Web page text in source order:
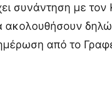
συνάντηση με τον
ακολουθήσουν
από το